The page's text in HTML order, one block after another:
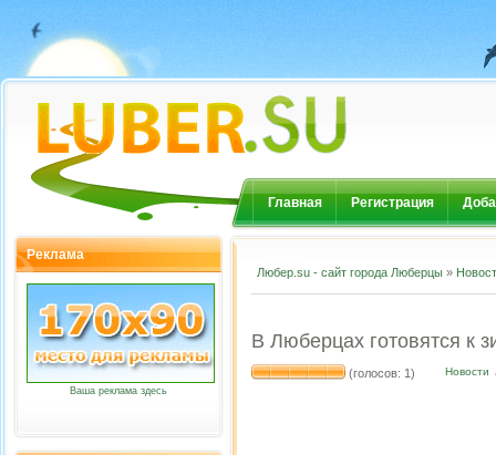
Главная Регистрация
Реклама
Ваша реклама здесь
Любер.su - сайт города Люберцы »
В Люберцах готовятся к
(голосов: 1) Новости